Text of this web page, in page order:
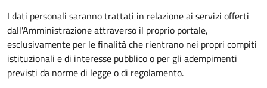
I dati personali saranno trattati in relazione ai servizi offerti
dall'Amministrazione attraverso il proprio portale,
esclusivamente per le finalità che rientrano nei propri compiti
istituzionali e di interesse pubblico o per gli adempimenti
previsti da norme di legge o di regolamento.